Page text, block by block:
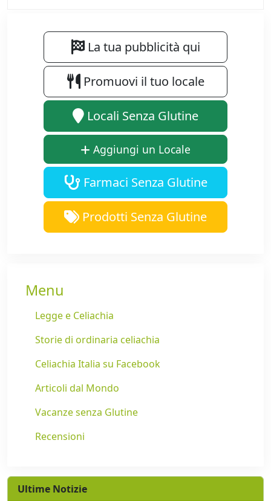
La tua pubblicità qui
Promuovi il tuo locale
Locali Senza Glutine
Aggiungi un Locale
Farmaci Senza Glutine
Prodotti Senza Glutine
Menu
Legge e Celiachia
Storie di ordinaria celiachia
Celiachia Italia su Facebook
Articoli dal Mondo
Vacanze senza Glutine
Recensioni
Ultime Notizie